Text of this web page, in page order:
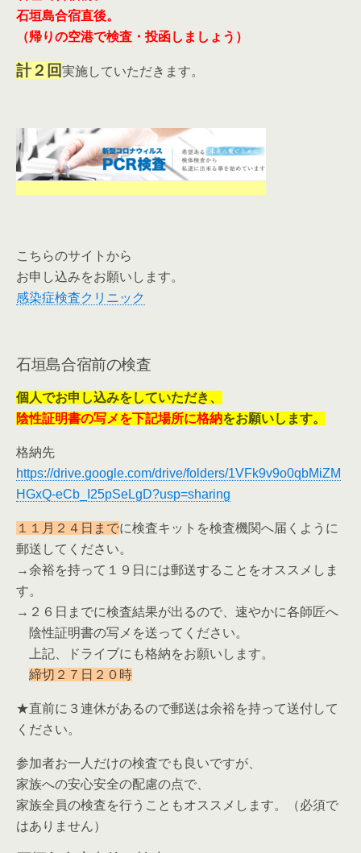
石垣島合宿直後。
（帰りの空港で検査・投函しましょう）
計２回実施していただきます。
こちらのサイトから
お申し込みをお願いします。
感染症検査クリニック
石垣島合宿前の検査
個人でお申し込みをしていただき、
陰性証明書の写メを下記場所に格納をお願いします。
格納先
https://drive.google.com/drive/folders/1VFk9v9o0qbMiZM
HGxQ-eCb_I25pSeLgD?usp=sharing
１１月２４日までに検査キットを検査機関へ届くように
郵送してください。
→余裕を持って１９日には郵送することをオススメしま
す。
→２６日までに検査結果が出るので、速やかに各師匠へ
陰性証明書の写メを送ってください。
上記、ドライブにも格納をお願いします。
締切２７日２０時
★直前に３連休があるので郵送は余裕を持って送付して
ください。
参加者お一人だけの検査でも良いですが、
家族への安心安全の配慮の点で、
家族全員の検査を行うこともオススメします。（必須で
はありません）